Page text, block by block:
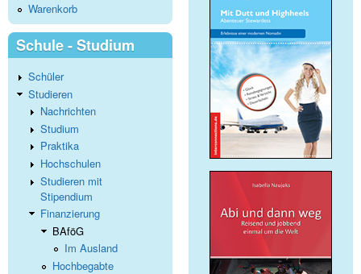
Warenkorb
Schule - Studium
Schüler
Studieren
Nachrichten
Studium
Praktika
Hochschulen
Studieren mit
Stipendium
Finanzierung
BAföG
Im Ausland
Hochbegabte